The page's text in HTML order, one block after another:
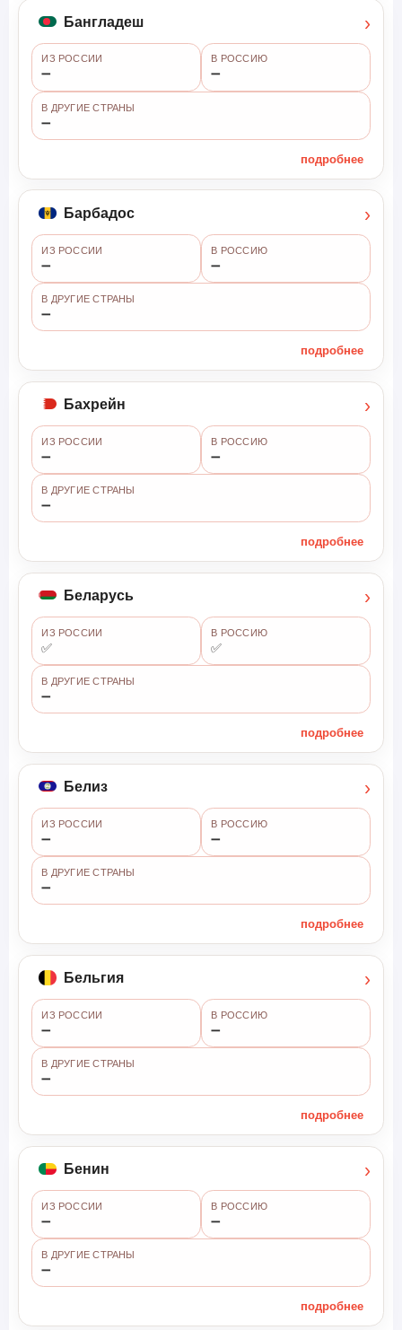
Бангладеш ›
ИЗ РОССИИ
➖
В РОССИЮ
➖
В ДРУГИЕ СТРАНЫ
➖
подробнее
Барбадос ›
ИЗ РОССИИ
➖
В РОССИЮ
➖
В ДРУГИЕ СТРАНЫ
➖
подробнее
Бахрейн ›
ИЗ РОССИИ
➖
В РОССИЮ
➖
В ДРУГИЕ СТРАНЫ
➖
подробнее
Беларусь ›
ИЗ РОССИИ
✅
В РОССИЮ
✅
В ДРУГИЕ СТРАНЫ
➖
подробнее
Белиз ›
ИЗ РОССИИ
➖
В РОССИЮ
➖
В ДРУГИЕ СТРАНЫ
➖
подробнее
Бельгия ›
ИЗ РОССИИ
➖
В РОССИЮ
➖
В ДРУГИЕ СТРАНЫ
➖
подробнее
Бенин ›
ИЗ РОССИИ
➖
В РОССИЮ
➖
В ДРУГИЕ СТРАНЫ
➖
подробнее